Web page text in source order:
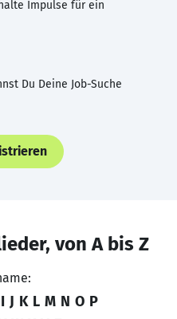
Impulse für ein
Du Deine Job-Suche
von A bis Z
I J K L M N O P